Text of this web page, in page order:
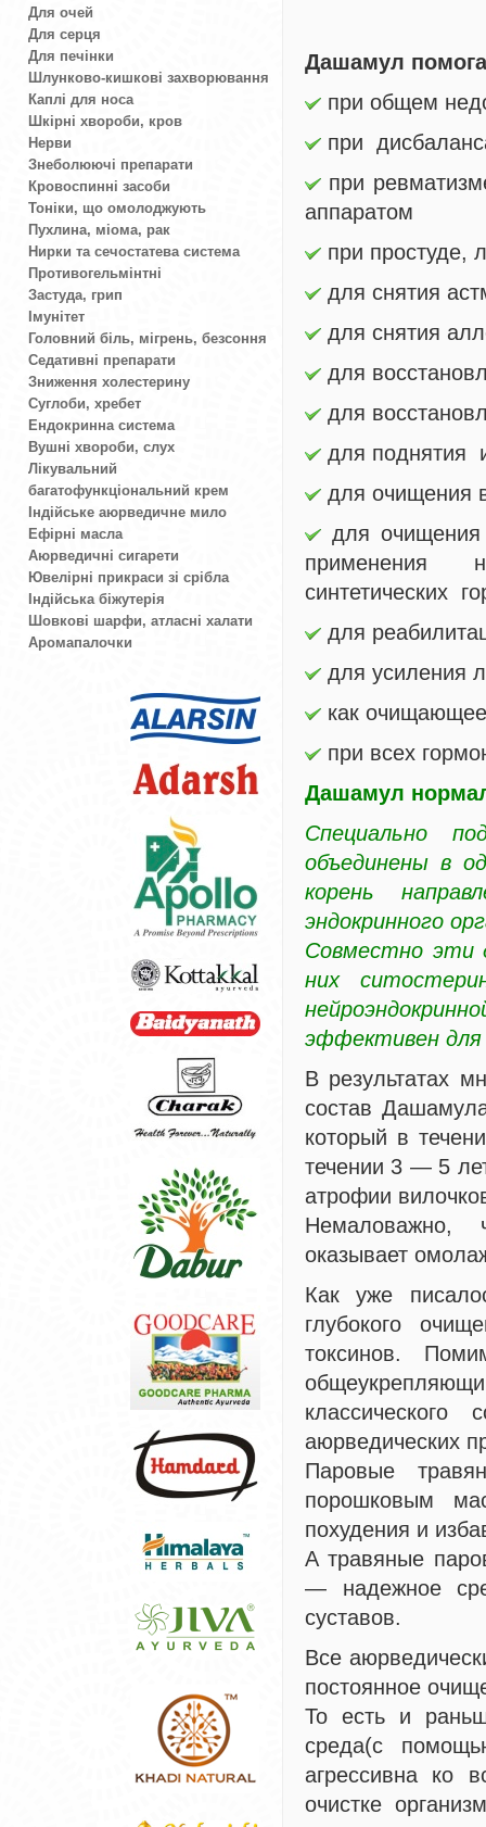
Для очей
Для серця
Для печінки
Шлунково-кишкові захворювання
Каплі для носа
Шкірні хвороби, кров
Нерви
Знеболюючі препарати
Кровоспинні засоби
Тоніки, що омолоджують
Пухлина, міома, рак
Нирки та сечостатева система
Противогельмінтні
Застуда, грип
Імунітет
Головний біль, мігрень, безсоння
Седативні препарати
Зниження холестерину
Суглоби, хребет
Ендокринна система
Вушні хвороби, слух
Лікувальний
багатофункціональний крем
Індійське аюрведичне мило
Ефірні масла
Аюрведичні сигарети
Ювелірні прикраси зі срібла
Індійська біжутерія
Шовкові шарфи, атласні халати
Аромапалочки
Дашамул
при общем
при
при
аппаратом
при простуде,
для снятия
для снятия
для
для
для поднятия
для очищения
для очищения
применения
синтетических
для
для усиления
как
при всех
Дашамул
Специально
объединены в
корень
эндокринного
Совместно эти
них
эффективен для
В результатах
состав
который в
течении 3 — 5
атрофии
Немаловажно,
оказывает
Как уже
глубокого
токсинов.
аюрведических
Паровые
порошковым
похудения и
А травяные
— надежное
суставов.
Все
постоянное
То есть и
среда(с
агрессивна ко
очистке